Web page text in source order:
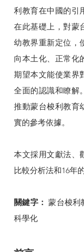
利教育在中國的引
在此基礎上，對蒙
幼教界重新定位，
向本土化、正常化
期望本文能使業界
全面的認識和瞭解
推動蒙台梭利教育
實的參考依據。
本文採用文獻法、
比較分析法和16年
關鍵字： 蒙台梭利
科學化